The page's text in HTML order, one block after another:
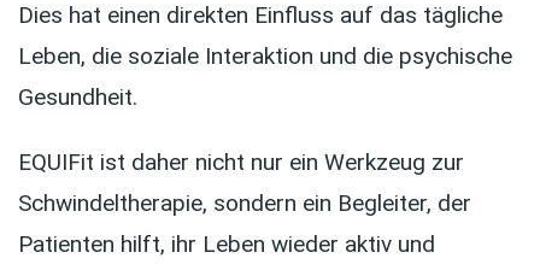
Dies hat einen direkten Einfluss auf das tägliche
Leben, die soziale Interaktion und die psychische
Gesundheit.
EQUIFit ist daher nicht nur ein Werkzeug zur
Schwindeltherapie, sondern ein Begleiter, der
Patienten hilft, ihr Leben wieder aktiv und